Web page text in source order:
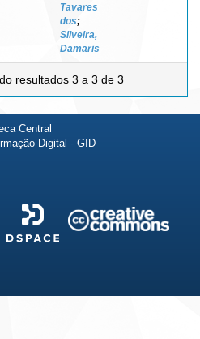
Tavares
dos;
Silveira,
Damaris
resultados 3 a 3 de 3
Central
Digital - GID